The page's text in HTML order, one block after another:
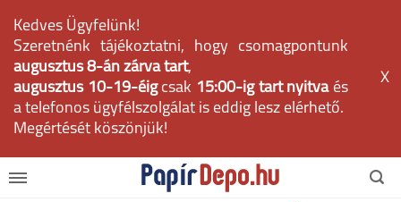
Kedves Ügyfelünk!
Szeretnénk tájékoztatni, hogy csomagpontunk
augusztus 8-án zárva tart,
augusztus 10-19-éig csak 15:00-ig tart nyitvaés
a telefonos ügyfélszolgálat is eddig lesz elérhető.
Megértését köszönjük!
X